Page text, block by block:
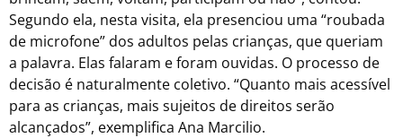
Segundo ela, nesta visita, ela presenciou uma “roubada
de microfone” dos adultos pelas crianças, que queriam
a palavra. Elas falaram e foram ouvidas. O processo de
decisão é naturalmente coletivo. “Quanto mais acessível
para as crianças, mais sujeitos de direitos serão
alcançados”, exemplifica Ana Marcilio.